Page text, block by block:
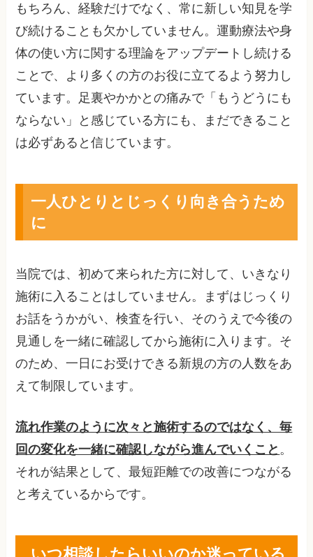
もちろん、経験だけでなく、常に新しい知見を学
び続けることも欠かしていません。運動療法や身
体の使い方に関する理論をアップデートし続ける
ことで、より多くの方のお役に立てるよう努力し
ています。足裏やかかとの痛みで「もうどうにも
ならない」と感じている方にも、まだできること
は必ずあると信じています。
一人ひとりとじっくり向き合うため
に
当院では、初めて来られた方に対して、いきなり
施術に入ることはしていません。まずはじっくり
お話をうかがい、検査を行い、そのうえで今後の
見通しを一緒に確認してから施術に入ります。そ
のため、一日にお受けできる新規の方の人数をあ
えて制限しています。
流れ作業のように次々と施術するのではなく、毎
回の変化を一緒に確認しながら進んでいくこと 。
それが結果として、最短距離での改善につながる
と考えているからです。